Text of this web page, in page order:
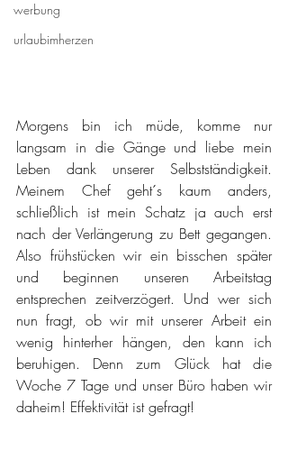
werbung
urlaubimherzen
Morgens bin ich müde, komme nur
langsam in die Gänge und liebe mein
Leben dank unserer Selbstständigkeit.
Meinem Chef geht´s kaum anders,
schließlich ist mein Schatz ja auch erst
nach der Verlängerung zu Bett gegangen.
Also frühstücken wir ein bisschen später
und beginnen unseren Arbeitstag
entsprechen zeitverzögert. Und wer sich
nun fragt, ob wir mit unserer Arbeit ein
wenig hinterher hängen, den kann ich
beruhigen. Denn zum Glück hat die
Woche 7 Tage und unser Büro haben wir
daheim! Effektivität ist gefragt!